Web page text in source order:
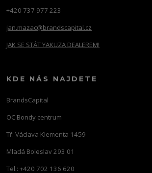
+420 737 977 223
jan.mazac@brandscapital.cz
JAK SE STÁT YAKUZA DEALEREM!
KDE NÁS NAJDETE
BrandsCapital
OC Bondy centrum
Tř. Václava Klementa 1459
Mladá Boleslav 293 01
Tel.: +420 702 136 620